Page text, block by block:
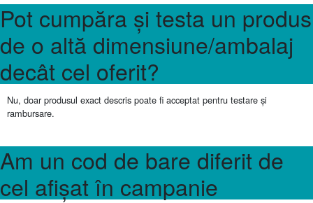
Pot cumpăra și testa un produs
de o altă dimensiune/ambalaj
decât cel oferit?
Nu, doar produsul exact descris poate fi acceptat pentru testare și
rambursare.
Am un cod de bare diferit de
cel afișat în campanie